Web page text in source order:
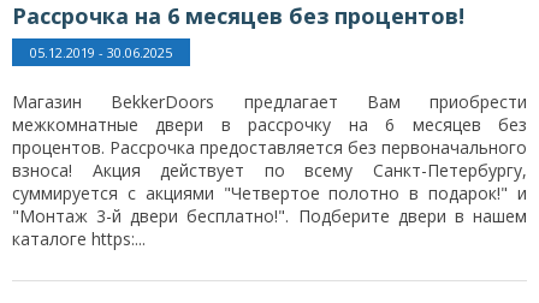
Рассрочка на 6 месяцев без процентов!
05.12.2019 - 30.06.2025
Магазин BekkerDoors предлагает Вам приобрести
межкомнатные двери в рассрочку на 6 месяцев без
процентов. Рассрочка предоставляется без первоначального
взноса! Акция действует по всему Санкт-Петербургу,
суммируется с акциями "Четвертое полотно в подарок!" и
"Монтаж 3-й двери бесплатно!". Подберите двери в нашем
каталоге https:...